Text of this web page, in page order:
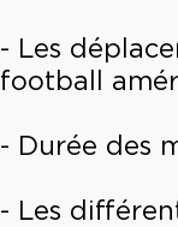
- Les
football
- Durée des
- Les